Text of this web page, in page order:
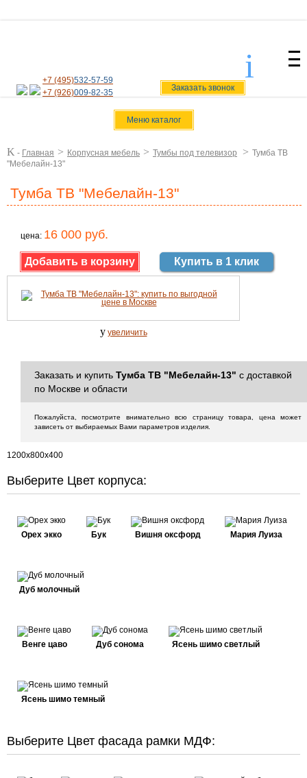
+7 (495)532-57-59
+7 (926)009-82-35 Заказать звонок
i
Меню каталог
K - Главная > Корпусная мебель > Тумбы под телевизор > Тумба ТВ
"Мебелайн-13"
Тумба ТВ "Мебелайн-13"
цена: 16 000 руб.
Купить в 1 клик
y увеличить
Заказать и купить Тумба ТВ "Мебелайн-13" с доставкой
по Москве и области
Пожалуйста, посмотрите внимательно всю страницу товара, цена может
зависеть от выбираемых Вами параметров изделия.
1200х800х400
Выберите Цвет корпуса:
Орех экко Бук Вишня оксфорд Мария Луиза
Дуб молочный
Венге цаво Дуб сонома Ясень шимо светлый
Ясень шимо темный
Выберите Цвет фасада рамки МДФ: